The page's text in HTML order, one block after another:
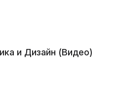
и Дизайн (Видео)